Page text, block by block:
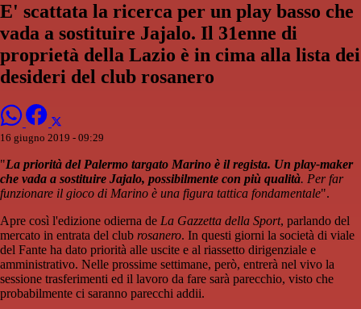
E' scattata la ricerca per un play basso che
vada a sostituire Jajalo. Il 31enne di
proprietà della Lazio è in cima alla lista dei
desideri del club rosanero
16 giugno 2019 - 09:29
"La priorità del Palermo targato Marino è il regista. Un play-maker
che vada a sostituire Jajalo, possibilmente con più qualità. Per far
funzionare il gioco di Marino è una figura tattica fondamentale".
Apre così l'edizione odierna de La Gazzetta della Sport, parlando del
mercato in entrata del club rosanero. In questi giorni la società di viale
del Fante ha dato priorità alle uscite e al riassetto dirigenziale e
amministrativo. Nelle prossime settimane, però, entrerà nel vivo la
sessione trasferimenti ed il lavoro da fare sarà parecchio, visto che
probabilmente ci saranno parecchi addii.